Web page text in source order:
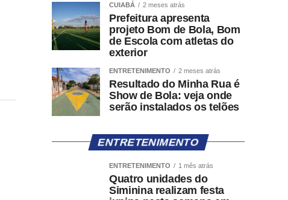
CUIABÁ 2 meses atrás
Prefeitura apresenta
projeto Bom de Bola, Bom
de Escola com atletas do
exterior
ENTRETENIMENTO 2 meses atrás
Resultado do Minha Rua é
Show de Bola: veja onde
serão instalados os telões
ENTRETENIMENTO
ENTRETENIMENTO 1 mês atrás
Quatro unidades do
Siminina realizam festa